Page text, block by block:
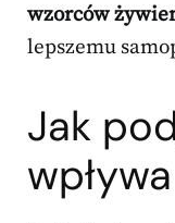
wzorców
lepszemu
Jak